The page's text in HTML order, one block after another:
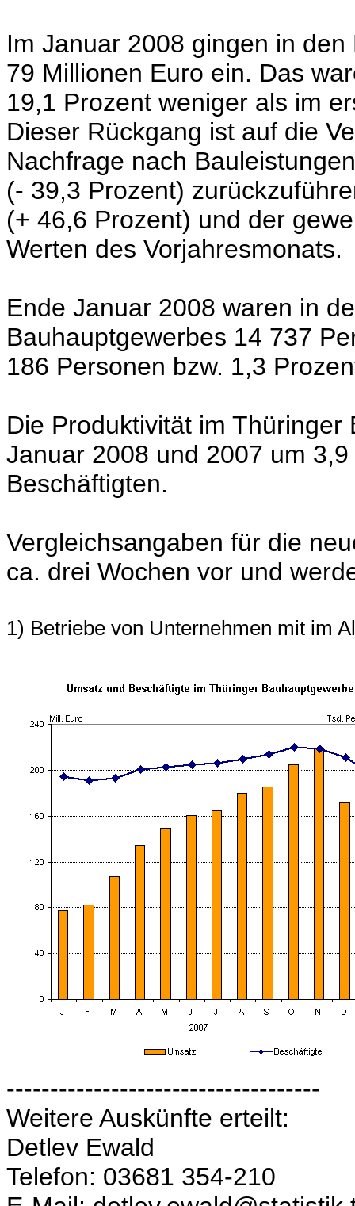
Im Januar 2008 gingen in
79 Millionen Euro ein. Das
19,1 Prozent weniger als im
Dieser Rückgang ist auf die
Nachfrage nach
(- 39,3 Prozent)
(+ 46,6 Prozent) und der
Werten des Vorjahresmonats.
Ende Januar 2008 waren in
Bauhauptgewerbes 14 737
186 Personen bzw. 1,3
Die Produktivität im
Januar 2008 und 2007 um
Beschäftigten.
Vergleichsangaben für die
ca. drei Wochen vor und
1) Betriebe von Unternehmen mit im
------------------------------------
Weitere Auskünfte erteilt:
Detlev Ewald
Telefon: 03681 354-210